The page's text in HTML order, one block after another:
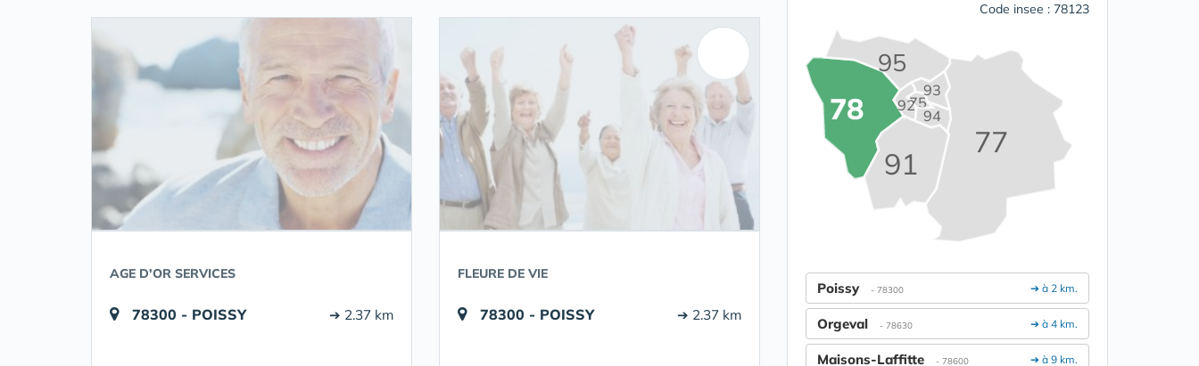
AGE D'OR SERVICES
78300 - POISSY ➔ 2.37 km
FLEURE DE VIE
78300 - POISSY ➔ 2.37 km
Code insee : 78123
75
77
78
91
92
93
94
95
➔ à 2 km.
Poissy - 78300
➔ à 4 km.
Orgeval - 78630
➔ à 9 km.
Maisons-Laffitte - 78600